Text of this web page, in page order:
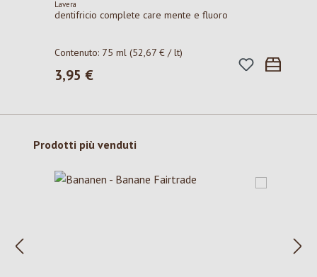
Lavera
dentifricio complete care mente e fluoro
Contenuto: 75 ml(52,67 € / lt)
Prezzo normale:
3,95 €
Salta la galleria dei prodotti
Prodotti più venduti